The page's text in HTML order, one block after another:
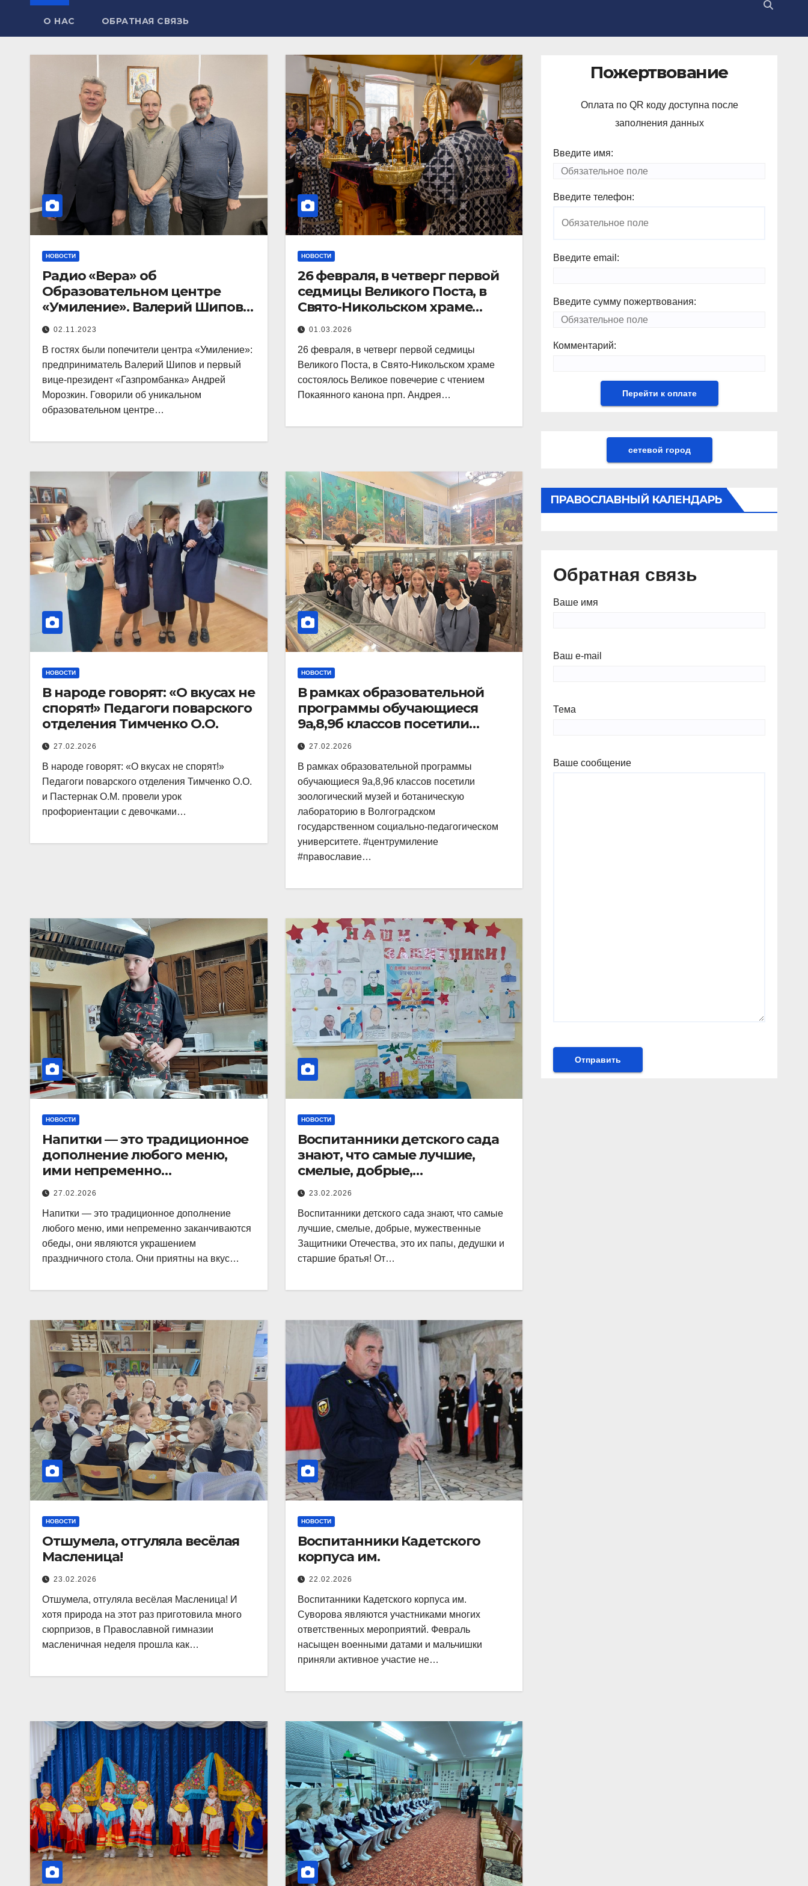
О НАС ОБРАТНАЯ СВЯЗЬ
НОВОСТИ
Радио «Вера» об
Образовательном центре
«Умиление». Валерий Шипов,
Андрей Морозкин.
02.11.2023
В гостях были попечители центра «Умиление»:
предприниматель Валерий Шипов и первый
вице-президент «Газпромбанка» Андрей
Морозкин. Говорили об уникальном
образовательном центре…
НОВОСТИ
26 февраля, в четверг первой
седмицы Великого Поста, в
Свято-Никольском храме
состоялось Великое
01.03.2026
26 февраля, в четверг первой седмицы
Великого Поста, в Свято-Никольском храме
состоялось Великое повечерие с чтением
Покаянного канона прп. Андрея…
НОВОСТИ
В народе говорят: «О вкусах не
спорят!» Педагоги поварского
отделения Тимченко О.О.
27.02.2026
В народе говорят: «О вкусах не спорят!»
Педагоги поварского отделения Тимченко О.О.
и Пастернак О.М. провели урок
профориентации с девочками…
НОВОСТИ
В рамках образовательной
программы обучающиеся
9а,8,9б классов посетили
зоологический музей и
27.02.2026
В рамках образовательной программы
обучающиеся 9а,8,9б классов посетили
зоологический музей и ботаническую
лабораторию в Волгоградском
государственном социально-педагогическом
университете. #центрумиление
#православие…
НОВОСТИ
Напитки — это традиционное
дополнение любого меню,
ими непременно
заканчиваются обеды, они
являются
27.02.2026
Напитки — это традиционное дополнение
любого меню, ими непременно заканчиваются
обеды, они являются украшением
праздничного стола. Они приятны на вкус…
НОВОСТИ
Воспитанники детского сада
знают, что самые лучшие,
смелые, добрые,
мужественные Защитники
23.02.2026
Воспитанники детского сада знают, что самые
лучшие, смелые, добрые, мужественные
Защитники Отечества, это их папы, дедушки и
старшие братья! От…
НОВОСТИ
Отшумела, отгуляла весёлая
Масленица!
23.02.2026
Отшумела, отгуляла весёлая Масленица! И
хотя природа на этот раз приготовила много
сюрпризов, в Православной гимназии
масленичная неделя прошла как…
НОВОСТИ
Воспитанники Кадетского
корпуса им.
22.02.2026
Воспитанники Кадетского корпуса им.
Суворова являются участниками многих
ответственных мероприятий. Февраль
насыщен военными датами и мальчишки
приняли активное участие не…
Пожертвование
Оплата по QR коду доступна после
заполнения данных
Введите имя:
Введите телефон:
Введите email:
Введите сумму пожертвования:
Комментарий:
сетевой город
ПРАВОСЛАВНЫЙ КАЛЕНДАРЬ
Обратная связь
Ваше имя
Ваш e-mail
Тема
Ваше сообщение